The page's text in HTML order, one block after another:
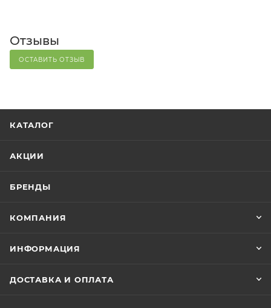
Отзывы
ОСТАВИТЬ ОТЗЫВ
КАТАЛОГ
АКЦИИ
БРЕНДЫ
КОМПАНИЯ
ИНФОРМАЦИЯ
ДОСТАВКА И ОПЛАТА